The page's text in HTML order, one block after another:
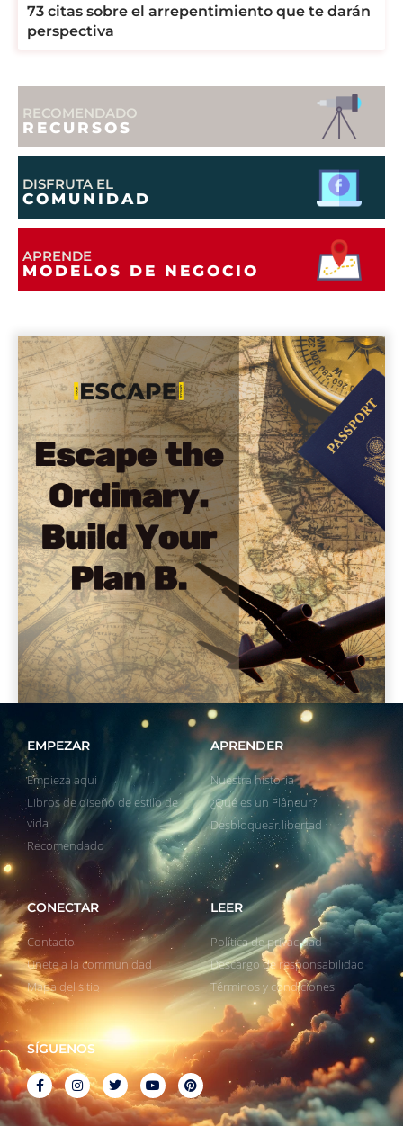
73 citas sobre el arrepentimiento que te darán
perspectiva
RECOMENDADO
RECURSOS
DISFRUTA EL
COMUNIDAD
APRENDE
MODELOS DE NEGOCIO
EMPEZAR
Empieza aqui
Libros de diseño de estilo de
vida
Recomendado
APRENDER
Nuestra historia
¿Qué es un Flâneur?
Desbloquear libertad
CONECTAR
Contacto
Unete a la communidad
Mapa del sitio
LEER
Política de privacidad
Descargo de responsabilidad
Términos y condiciones
SÍGUENOS